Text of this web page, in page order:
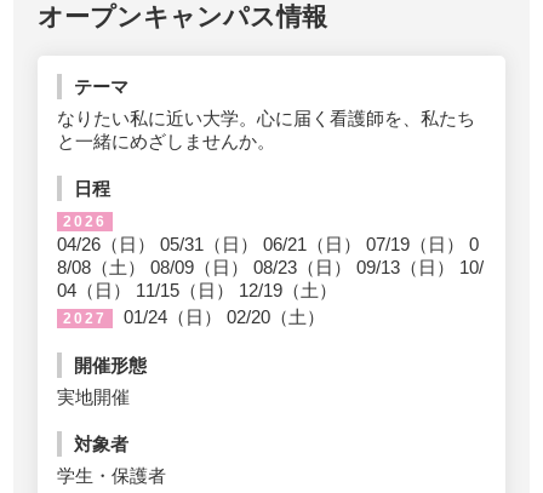
オープンキャンパス情報
テーマ
なりたい私に近い大学。心に届く看護師を、私たち
と一緒にめざしませんか。
日程
2026
04/26（日） 05/31（日） 06/21（日） 07/19（日） 0
8/08（土） 08/09（日） 08/23（日） 09/13（日） 10/
04（日） 11/15（日） 12/19（土）
2027 01/24（日） 02/20（土）
開催形態
実地開催
対象者
学生・保護者